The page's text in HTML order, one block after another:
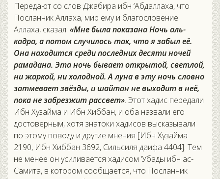
Передают со слов Джабира ибн ‘Абдаллаха, что
Посланник Аллаха, мир ему и благословение
Аллаха, сказал: «Мне была показана Ночь аль-
кадра, а потом случилось так, что я забыл её.
Она находится среди последних десяти ночей
рамадана. Эта ночь бывает открытой, светлой,
ни жаркой, ни холодной. А луна в эту ночь словно
затмевает звёзды, и шайтан не выходит в неё,
пока не забрезжит рассвет». Этот хадис передали
Ибн Хузайма и Ибн Хиббан, и оба назвали его
достоверным, хотя знатоки хадисов высказывали
по этому поводу и другие мнения [Ибн Хузайма
2190, Ибн Хиббан 3692, Сильсиля даифа 4404]. Тем
не менее он усиливается хадисом ‘Убады ибн ас-
Самита, в котором сообщается, что Посланник